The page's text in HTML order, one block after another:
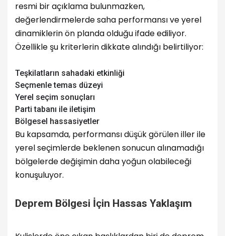
resmi bir açıklama bulunmazken,
değerlendirmelerde saha performansı ve yerel
dinamiklerin ön planda olduğu ifade ediliyor.
Özellikle şu kriterlerin dikkate alındığı belirtiliyor:
Teşkilatların sahadaki etkinliği
Seçmenle temas düzeyi
Yerel seçim sonuçları
Parti tabanı ile iletişim
Bölgesel hassasiyetler
Bu kapsamda, performansı düşük görülen iller ile
yerel seçimlerde beklenen sonucun alınamadığı
bölgelerde değişimin daha yoğun olabileceği
konuşuluyor.
Deprem Bölgesi İçin Hassas Yaklaşım